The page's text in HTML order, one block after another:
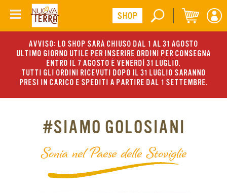
AVVISO: LO SHOP SARÀ CHIUSO DAL 1 AL 31 AGOSTO
ULTIMO GIORNO UTILE PER INSERIRE ORDINI PER CONSEGNA
ENTRO IL 7 AGOSTO È VENERDÌ 31 LUGLIO.
TUTTI GLI ORDINI RICEVUTI DOPO IL 31 LUGLIO SARANNO
PRESI IN CARICO E SPEDITI A PARTIRE DAL 1 SETTEMBRE.
#SIAMO GOLOSIANI
Sonia nel Paese delle Stoviglie